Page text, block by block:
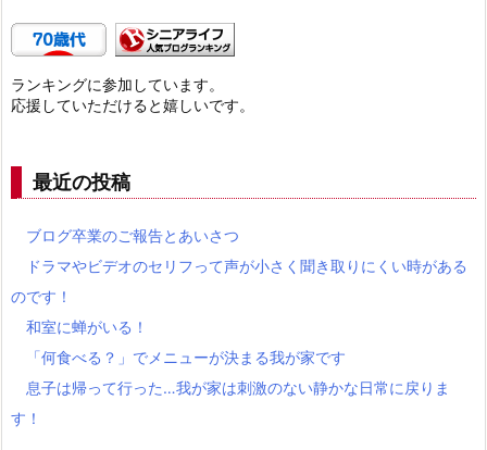
ランキングに参加しています。
応援していただけると嬉しいです。
最近の投稿
ブログ卒業のご報告とあいさつ
ドラマやビデオのセリフって声が小さく聞き取りにくい時がある
のです！
和室に蝉がいる！
「何食べる？」でメニューが決まる我が家です
息子は帰って行った…我が家は刺激のない静かな日常に戻りま
す！